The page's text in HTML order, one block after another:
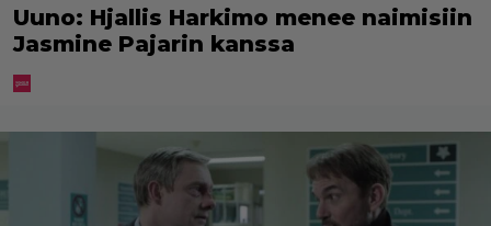
Uuno: Hjallis Harkimo menee naimisiin
Jasmine Pajarin kanssa